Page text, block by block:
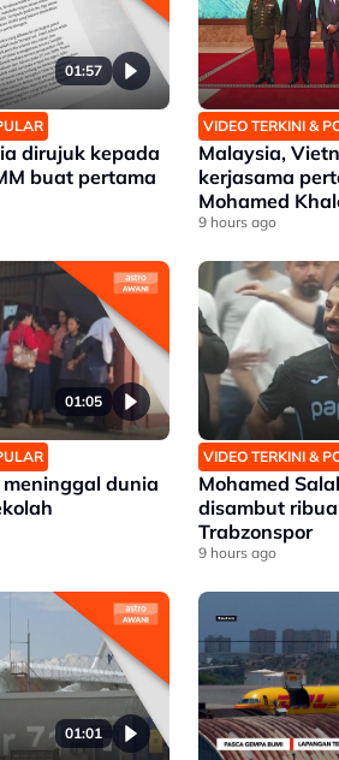
01:57
dirujuk kepada
buat pertama
VIDEO TERKINI &
Malaysia,
kerjasama
Mohamed
9 hours ago
01:05
dunia
VIDEO TERKINI &
Mohamed
disambut
Trabzonspor
9 hours ago
01:01